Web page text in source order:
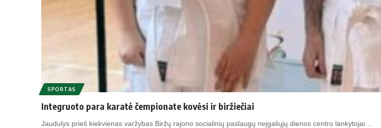
SPORTAS
Integruoto para karatė čempionate kovėsi ir biržiečiai
Jaudulys prieš kiekvienas varžybas Biržų rajono socialinių paslaugų neįgaliųjų dienos centro lankytojai…